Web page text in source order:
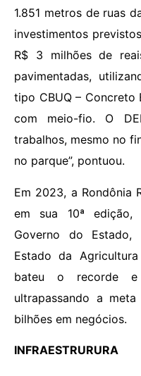
1.851 metros de ruas
investimentos
R$ 3 milhões de
pavimentadas,
tipo CBUQ – Concreto
com meio-fio. O
trabalhos, mesmo no
no parque”, pontuou.
Em 2023, a Rondônia
em sua 10ª
Governo do
Estado da
bateu o recorde e
ultrapassando a
bilhões em negócios.
INFRAESTRURURA